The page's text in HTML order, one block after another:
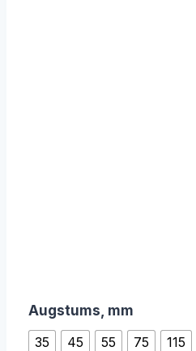
Augstums, mm
35
45 55 75
115